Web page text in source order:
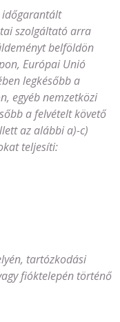
időgarantált
szolgáltató arra
belföldön
Európai Unió
legkésőbb a
egyéb nemzetközi
a felvételt követő
az alábbi a)-c)
teljesíti:
tartózkodási
fióktelepén történő